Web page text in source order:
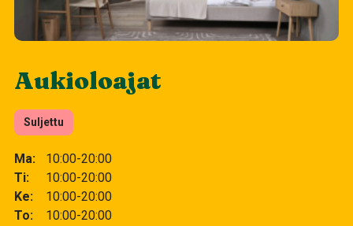
Aukioloajat
Suljettu
Ma
10:00-20:00
Ti
10:00-20:00
Ke
10:00-20:00
To
10:00-20:00